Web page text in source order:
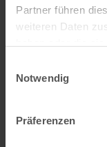
Partner führen
weiteren Daten
Notwendig
Präferenzen